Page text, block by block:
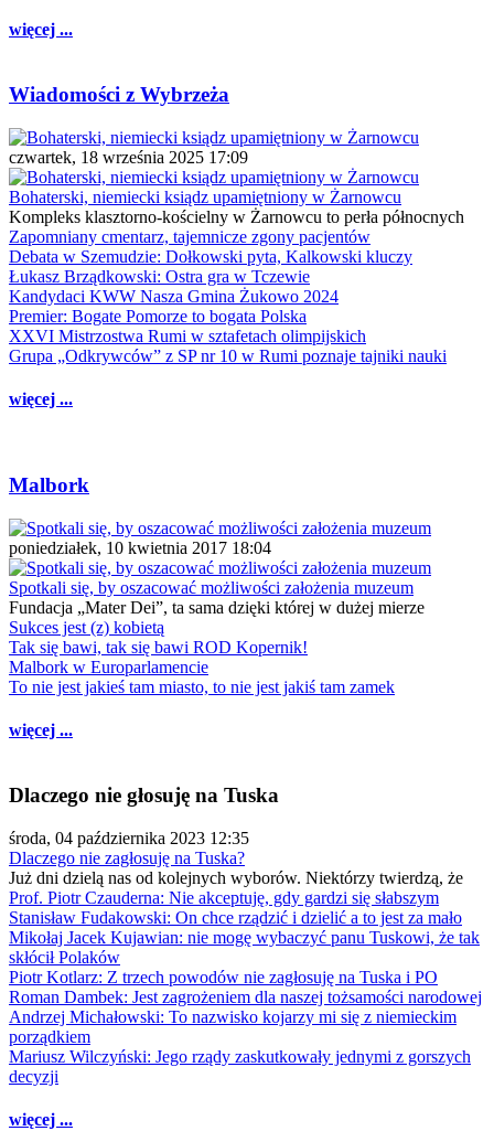
więcej ...
Wiadomości z Wybrzeża
czwartek, 18 września 2025 17:09
Bohaterski, niemiecki ksiądz upamiętniony w Żarnowcu
Kompleks klasztorno-kościelny w Żarnowcu to perła północnych
Zapomniany cmentarz, tajemnicze zgony pacjentów
Debata w Szemudzie: Dołkowski pyta, Kalkowski kluczy
Łukasz Brządkowski: Ostra gra w Tczewie
Kandydaci KWW Nasza Gmina Żukowo 2024
Premier: Bogate Pomorze to bogata Polska
XXVI Mistrzostwa Rumi w sztafetach olimpijskich
Grupa „Odkrywców” z SP nr 10 w Rumi poznaje tajniki nauki
więcej ...
Malbork
poniedziałek, 10 kwietnia 2017 18:04
Spotkali się, by oszacować możliwości założenia muzeum
Fundacja „Mater Dei”, ta sama dzięki której w dużej mierze
Sukces jest (z) kobietą
Tak się bawi, tak się bawi ROD Kopernik!
Malbork w Europarlamencie
To nie jest jakieś tam miasto, to nie jest jakiś tam zamek
więcej ...
Dlaczego nie głosuję na Tuska
środa, 04 października 2023 12:35
Dlaczego nie zagłosuję na Tuska?
Już dni dzielą nas od kolejnych wyborów. Niektórzy twierdzą, że
Prof. Piotr Czauderna: Nie akceptuję, gdy gardzi się słabszym
Stanisław Fudakowski: On chce rządzić i dzielić a to jest za mało
Mikołaj Jacek Kujawian: nie mogę wybaczyć panu Tuskowi, że tak
skłócił Polaków
Piotr Kotlarz: Z trzech powodów nie zagłosuję na Tuska i PO
Roman Dambek: Jest zagrożeniem dla naszej tożsamości narodowej
Andrzej Michałowski: To nazwisko kojarzy mi się z niemieckim
porządkiem
Mariusz Wilczyński: Jego rządy zaskutkowały jednymi z gorszych
decyzji
więcej ...